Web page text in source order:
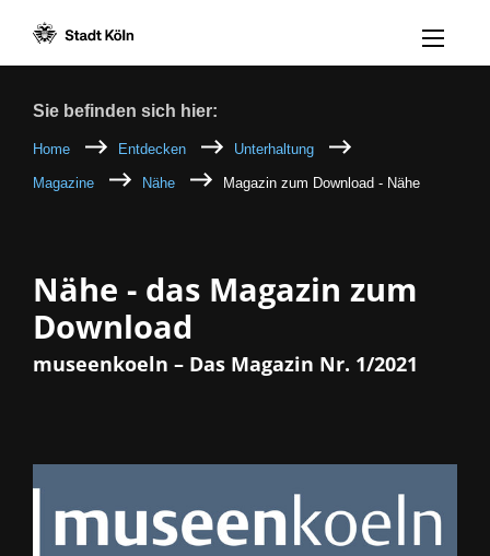
Menü
Breadcrumb
Sie befinden sich hier:
Home Entdecken Unterhaltung
Magazine Nähe Magazin zum Download - Nähe
Nähe - das Magazin zum
Download
museenkoeln – Das Magazin Nr. 1/2021